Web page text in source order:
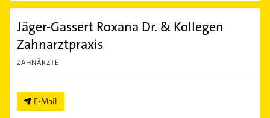
Jäger-Gassert Roxana Dr. & Kollegen
Zahnarztpraxis
ZAHNÄRZTE
E-Mail